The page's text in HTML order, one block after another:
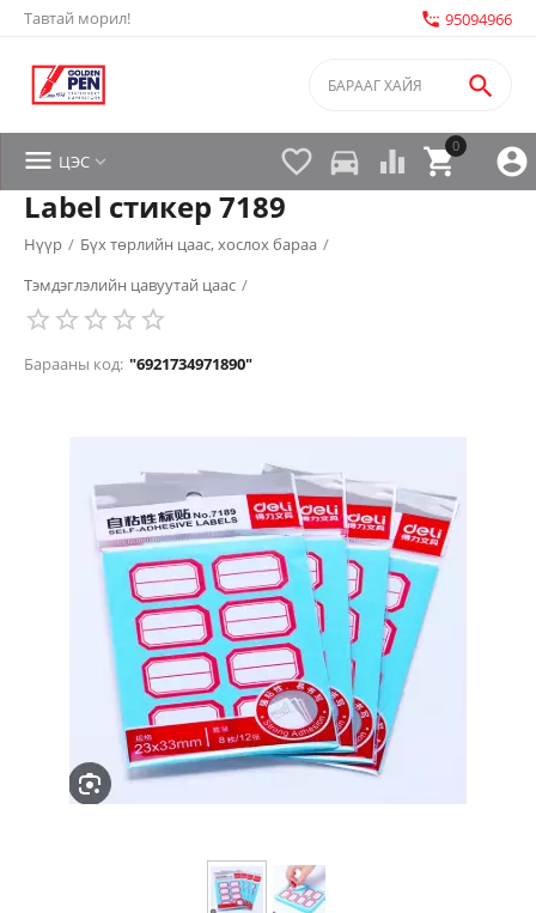
Тавтай морил! settings_phone 95094966


0

 directions_car 
 ЦЭС 
Label стикер 7189
Нүүр / Бүх төрлийн цаас, хослох бараа /
Тэмдэглэлийн цавуутай цаас /
Барааны код: "6921734971890"